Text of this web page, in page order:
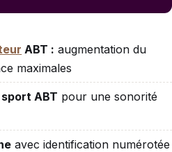
ABT : augmentation du
maximales
ABT pour une sonorité
avec identification numérotée